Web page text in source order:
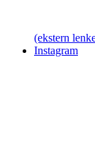
(ekstern
Instagram